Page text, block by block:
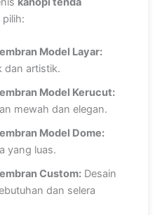
Model Layar:
dan artistik.
Model Kerucut:
mewah dan elegan.
Model Dome:
yang luas.
Custom:Desain
dan selera